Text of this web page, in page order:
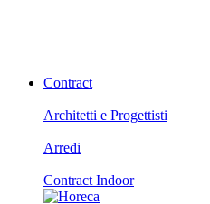
Contract
Architetti e Progettisti
Arredi
Contract Indoor